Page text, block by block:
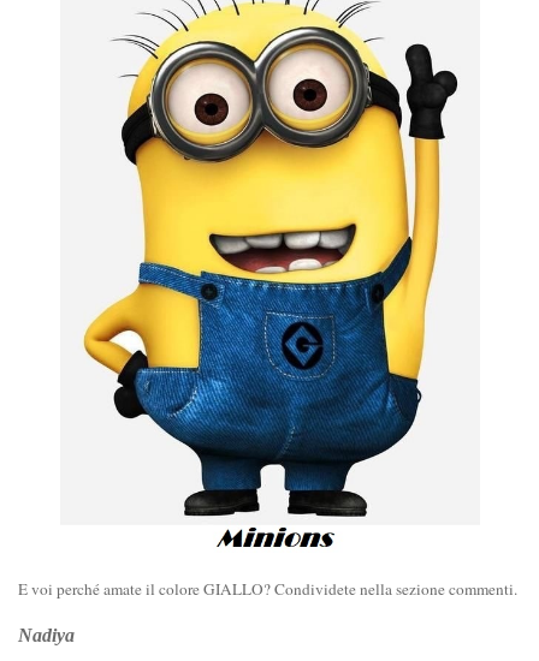
E voi perché amate il colore GIALLO? Condividete nella sezione commenti.
Nadiya